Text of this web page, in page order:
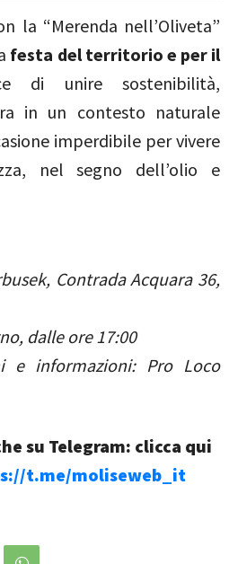
la “Merenda nell’Oliveta”
festa del territorio e per il
di unire sostenibilità,
in un contesto naturale
imperdibile per vivere
nel segno dell’olio e
Contrada Acquara 36,
dalle ore 17:00
e informazioni: Pro Loco
su Telegram: clicca qui
t.me/moliseweb_it